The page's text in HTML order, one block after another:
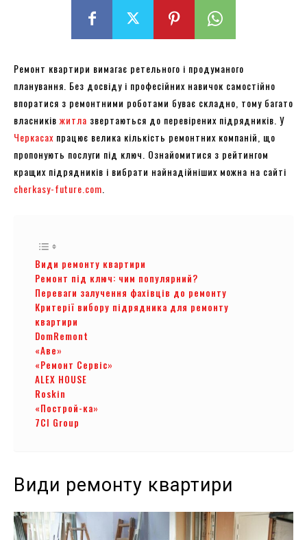
Ремонт квартири вимагає ретельного і продуманого
планування. Без досвіду і професійних навичок самостійно
впоратися з ремонтними роботами буває складно, тому багато
власників житла звертаються до перевірених підрядників. У
Черкасах працює велика кількість ремонтних компаній, що
пропонують послуги під ключ. Ознайомитися з рейтингом
кращих підрядників і вибрати найнадійніших можна на сайті
cherkasy-future.com
Види ремонту квартири
Ремонт під ключ: чим популярний?
Переваги залучення фахівців до ремонту
Критерії вибору підрядника для ремонту
квартири
DomRemont
«Аве»
«Ремонт Сервіс»
ALEX HOUSE
Roskin
«Построй-ка»
7CI Group
Види ремонту квартири